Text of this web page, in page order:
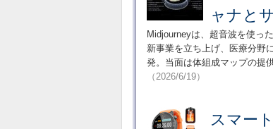
ャナと
Midjourneyは、超音波を使っ
新事業を立ち上げ、医療分野
発。当面は体組成マップの提
（2026/6/19）
スマー